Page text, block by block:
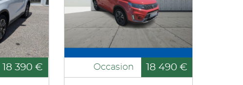
18 390 € Occasion 18 490 €